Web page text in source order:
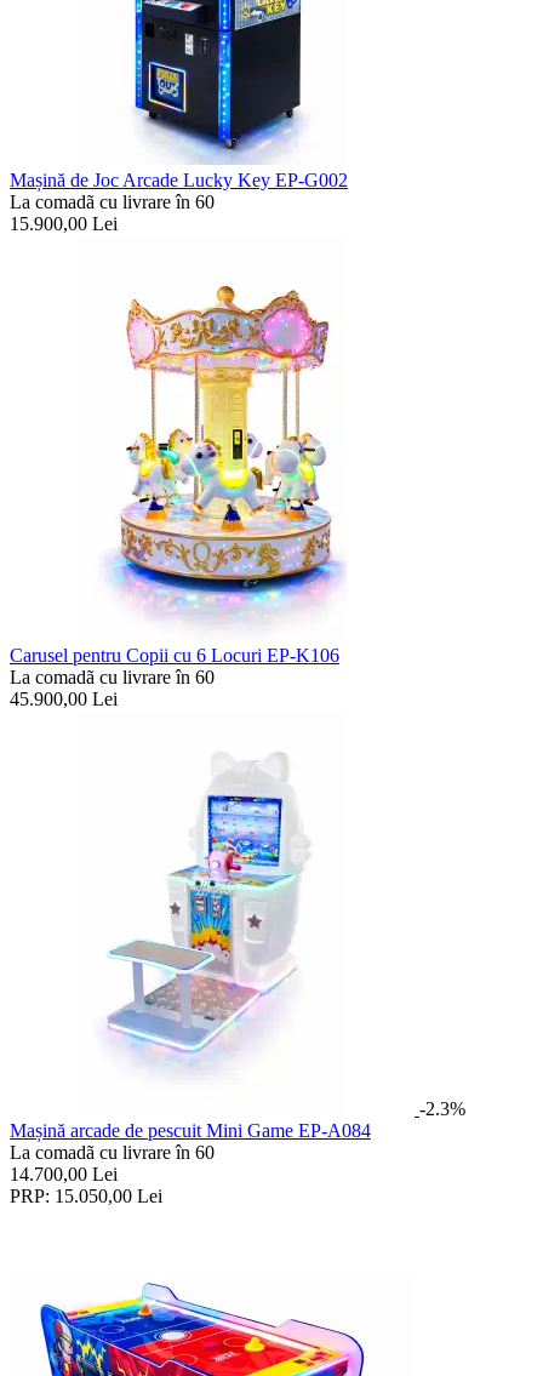
Mașină de Joc Arcade Lucky Key EP-G002
La comadã cu livrare în 60
15.900,00 Lei
Carusel pentru Copii cu 6 Locuri EP-K106
La comadã cu livrare în 60
45.900,00 Lei
-2.3%
Mașină arcade de pescuit Mini Game EP-A084
La comadã cu livrare în 60
14.700,00 Lei
PRP: 15.050,00 Lei